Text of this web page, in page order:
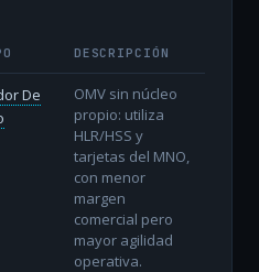
DESCRIPCIÓN
De
OMV sin núcleo
propio: utiliza
HLR/HSS y
tarjetas del MNO,
con menor
margen
comercial pero
mayor agilidad
operativa.